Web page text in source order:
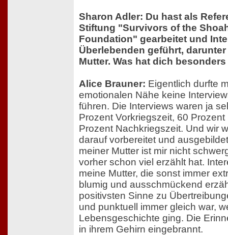
Sharon Adler: Du hast als
Stiftung "Survivors of the
Foundation" gearbeitet und
Überlebenden geführt,
Mutter. Was hat dich
Alice Brauner: Eigentlich durfte
emotionalen Nähe keine
führen. Die Interviews waren ja
Prozent Vorkriegszeit, 60
Prozent Nachkriegszeit. Und wir
darauf vorbereitet und
meiner Mutter ist mir nicht
vorher schon viel erzählt hat.
meine Mutter, die sonst immer
blumig und ausschmückend
positivsten Sinne zu
und punktuell immer gleich war,
Lebensgeschichte ging. Die
in ihrem Gehirn eingebrannt.